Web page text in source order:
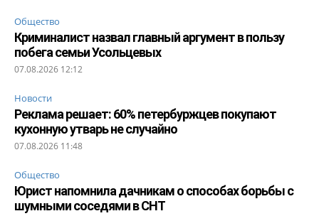
Общество
Криминалист назвал главный аргумент в пользу
побега семьи Усольцевых
07.08.2026 12:12
Новости
Реклама решает: 60% петербуржцев покупают
кухонную утварь не случайно
07.08.2026 11:48
Общество
Юрист напомнила дачникам о способах борьбы с
шумными соседями в СНТ